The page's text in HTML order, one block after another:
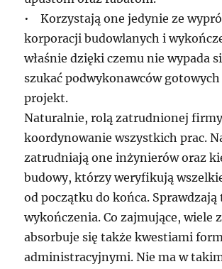
• Korzystają one jedynie ze
korporacji budowlanych i
właśnie dzięki czemu nie wypada
szukać podwykonawców
projekt.
Naturalnie, rolą zatrudnionej
koordynowanie wszystkich prac.
zatrudniają one inżynierów oraz
budowy, którzy weryfikują
od początku do końca. Sprawdzają
wykończenia. Co zajmujące, wiele
absorbuje się także kwestiami
administracyjnymi. Nie ma w